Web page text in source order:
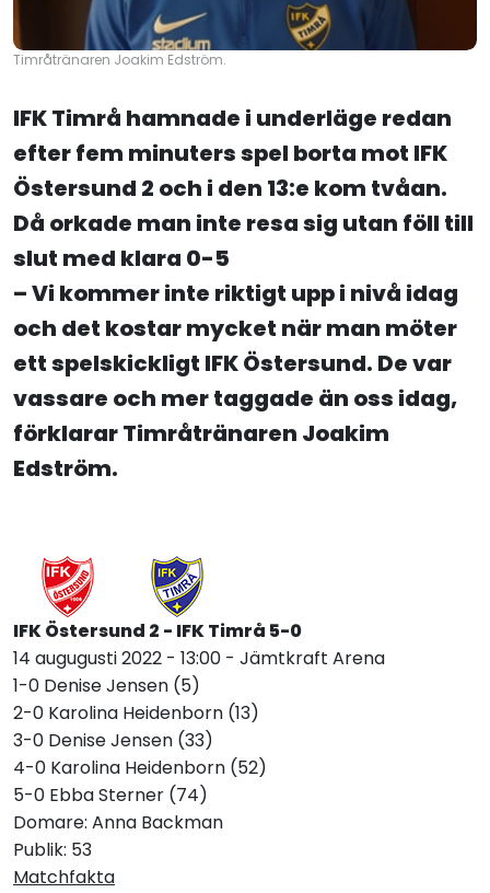
Timråtränaren Joakim Edström.
IFK Timrå hamnade i underläge redan
efter fem minuters spel borta mot IFK
Östersund 2 och i den 13:e kom tvåan.
Då orkade man inte resa sig utan föll till
slut med klara 0-5
– Vi kommer inte riktigt upp i nivå idag
och det kostar mycket när man möter
ett spelskickligt IFK Östersund. De var
vassare och mer taggade än oss idag,
förklarar Timråtränaren Joakim
Edström.
IFK Östersund 2 - IFK Timrå 5-0
14 augugusti 2022 - 13:00 - Jämtkraft Arena
1-0 Denise Jensen (5)
2-0 Karolina Heidenborn (13)
3-0 Denise Jensen (33)
4-0 Karolina Heidenborn (52)
5-0 Ebba Sterner (74)
Domare: Anna Backman
Publik: 53
Matchfakta